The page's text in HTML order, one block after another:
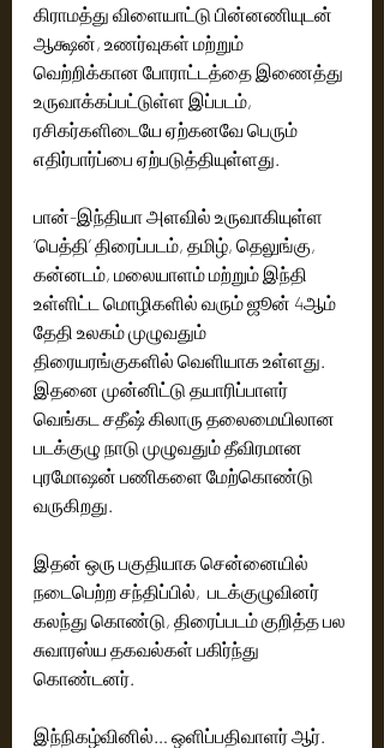
கிராமத்து விளையாட்டு பின்னணியுடன்
ஆக்ஷன், உணர்வுகள் மற்றும்
வெற்றிக்கான போராட்டத்தை இணைத்து
உருவாக்கப்பட்டுள்ள இப்படம்,
ரசிகர்களிடையே ஏற்கனவே பெரும்
எதிர்பார்ப்பை ஏற்படுத்தியுள்ளது.
பான்-இந்தியா அளவில் உருவாகியுள்ள
‘பெத்தி’ திரைப்படம், தமிழ், தெலுங்கு,
கன்னடம், மலையாளம் மற்றும் இந்தி
உள்ளிட்ட மொழிகளில் வரும் ஜூன் 4ஆம்
தேதி உலகம் முழுவதும்
திரையரங்குகளில் வெளியாக உள்ளது.
இதனை முன்னிட்டு தயாரிப்பாளர்
வெங்கட சதீஷ் கிலாரு தலைமையிலான
படக்குழு நாடு முழுவதும் தீவிரமான
புரமோஷன் பணிகளை மேற்கொண்டு
வருகிறது.
இதன் ஒரு பகுதியாக சென்னையில்
நடைபெற்ற சந்திப்பில்,  படக்குழுவினர்
கலந்து கொண்டு, திரைப்படம் குறித்த பல
சுவாரஸ்ய தகவல்கள் பகிர்ந்து
கொண்டனர்.
இந்நிகழ்வினில்… ஒளிப்பதிவாளர் ஆர்.